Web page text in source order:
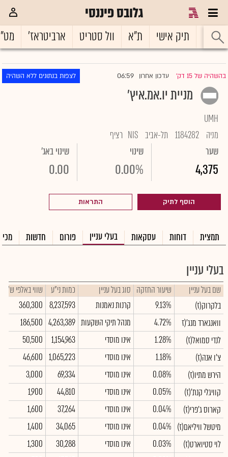
גלובס פיננסי
ראשי תיק אישי ת"א וול סטריט ארביטראז'
בהשהיה של 15 דק' |עדכון אחרון 06:59 לצפות בנתונים ללא השהיה
מניית יו.אמ.איץ'
UMH
מניה 1184282 תל-אביב NIS רציף
שער
4,375
שינוי
0.00%
שינוי באג'
0.00
הוסף לתיק התראות
תמצית דוחות עסקאות בעלי עניין פורום חדשות
בעלי עניין
שם בעל עניין שיעור החזקה סוג בעל עניין כמות ני"ע
שווי באלפי ש"ח
בלקרוק(ז)
9.13% קרנות נאמנות 8,237,593
360,300
וואנגארד מנג'(ז
4.72% מנהל תיקי השקעות 4,263,389
186,500
לנדי סמואל(ז)
1.28% אינו מוסדי 1,154,963
50,500
צ'ו אנה(ז)
1.18% אינו מוסדי 1,065,223
46,600
הירש מתיו(ז)
0.08% אינו מוסדי 69,334
3,000
קוויגלי קנת'(ז)
0.05% אינו מוסדי 44,810
1,900
קארוס ג'פרי(ז)
0.04% אינו מוסדי 37,264
1,600
מיטשל וויליאם(ז) 0.04% אינו מוסדי 34,065
1,400
לוי סטיוארט(ז)
0.03% אינו מוסדי 30,288
1,300